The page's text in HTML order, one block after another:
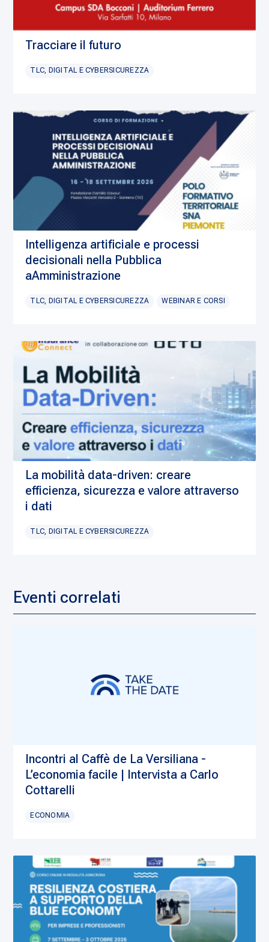
Tracciare il futuro
TLC, DIGITAL E CYBERSICUREZZA
Intelligenza artificiale e processi
decisionali nella Pubblica
aAmministrazione
TLC, DIGITAL E CYBERSICUREZZA WEBINAR E CORSI
La mobilità data-driven: creare
efficienza, sicurezza e valore attraverso
i dati
TLC, DIGITAL E CYBERSICUREZZA
Eventi correlati
Incontri al Caffè de La Versiliana -
L’economia facile | Intervista a Carlo
Cottarelli
ECONOMIA